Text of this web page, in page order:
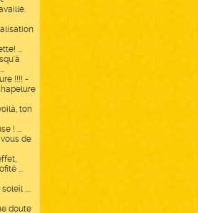
...
!!!! -
ton
! ...
de
...
....
doute